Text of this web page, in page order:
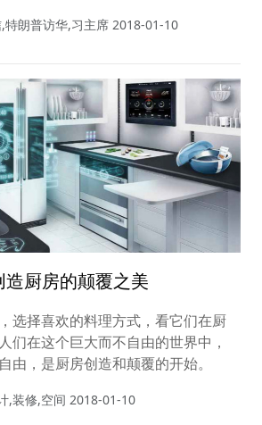
，容得下中、美两国”。
特朗普访华,习主席 2018-01-10
造厨房的颠覆之美
选择喜欢的料理方式，看它们在厨
们在这个巨大而不自由的世界中，
由，是厨房创造和颠覆的开始。
,装修,空间 2018-01-10